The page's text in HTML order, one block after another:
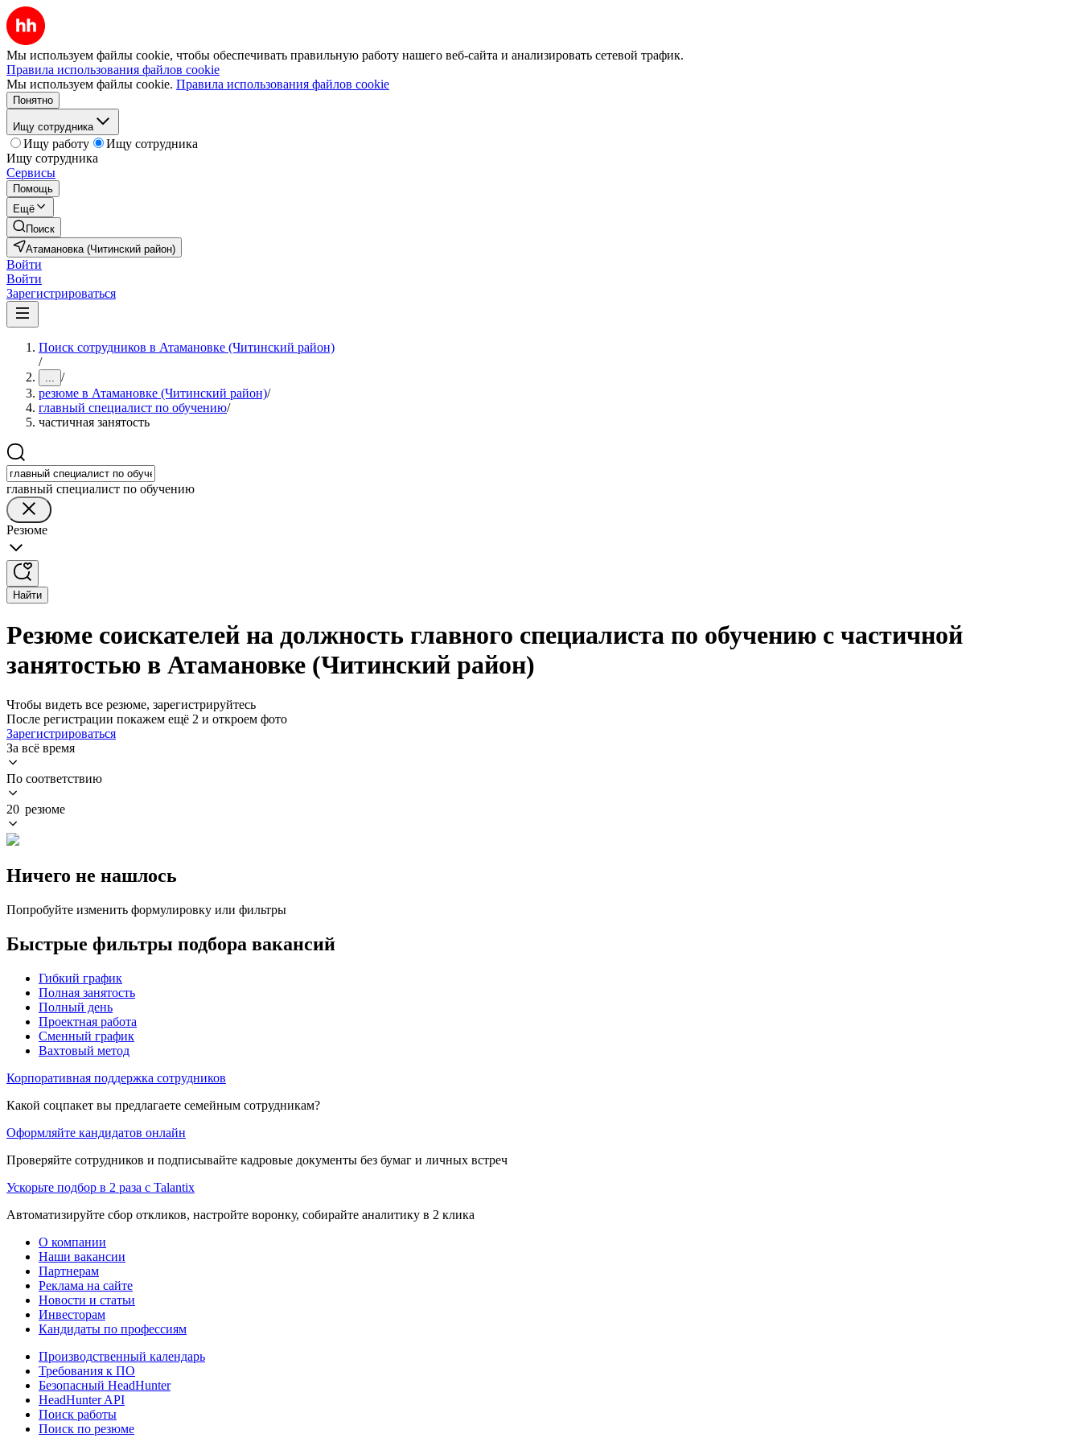
Мы используем файлы cookie, чтобы обеспечивать правильную работу нашего веб-сайта и анализировать сетевой трафик.
Правила использования файлов cookie
Мы используем файлы cookie. Правила использования файлов cookie
Понятно
Ищу сотрудника
Ищу работу
Ищу сотрудника
Ищу сотрудника
Сервисы
Помощь
Ещё
Поиск
Атамановка (Читинский район)
Войти
Войти
Зарегистрироваться
Поиск сотрудников в Атамановке (Читинский район)
/
... /
резюме в Атамановке (Читинский район)/
главный специалист по обучению/
частичная занятость
главный специалист по обучению
Резюме
Найти
Резюме соискателей на должность главного специалиста по обучению с частичной
занятостью в Атамановке (Читинский район)
Чтобы видеть все резюме, зарегистрируйтесь
После регистрации покажем ещё 2 и откроем фото
Зарегистрироваться
За всё время
По соответствию
20 резюме
Ничего не нашлось
Попробуйте изменить формулировку или фильтры
Быстрые фильтры подбора вакансий
Гибкий график
Полная занятость
Полный день
Проектная работа
Сменный график
Вахтовый метод
Корпоративная поддержка сотрудников
Какой соцпакет вы предлагаете семейным сотрудникам?
Оформляйте кандидатов онлайн
Проверяйте сотрудников и подписывайте кадровые документы без бумаг и личных встреч
Ускорьте подбор в 2 раза с Talantix
Автоматизируйте сбор откликов, настройте воронку, собирайте аналитику в 2 клика
О компании
Наши вакансии
Партнерам
Реклама на сайте
Новости и статьи
Инвесторам
Кандидаты по профессиям
Производственный календарь
Требования к ПО
Безопасный HeadHunter
HeadHunter API
Поиск работы
Поиск по резюме